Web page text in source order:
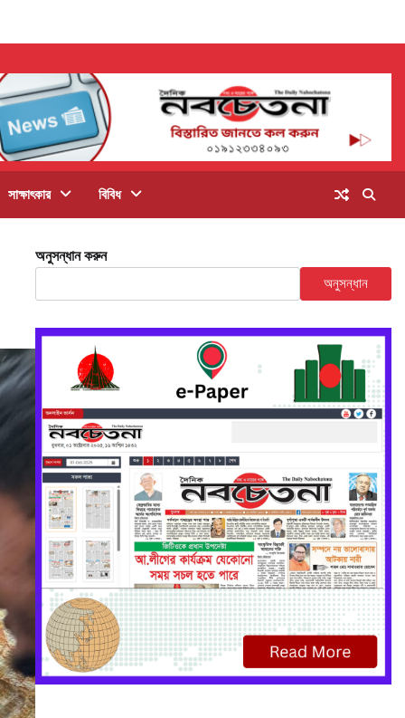
সাক্ষাৎকার বিবিধ
অনুসন্ধান করুন
অনুসন্ধান